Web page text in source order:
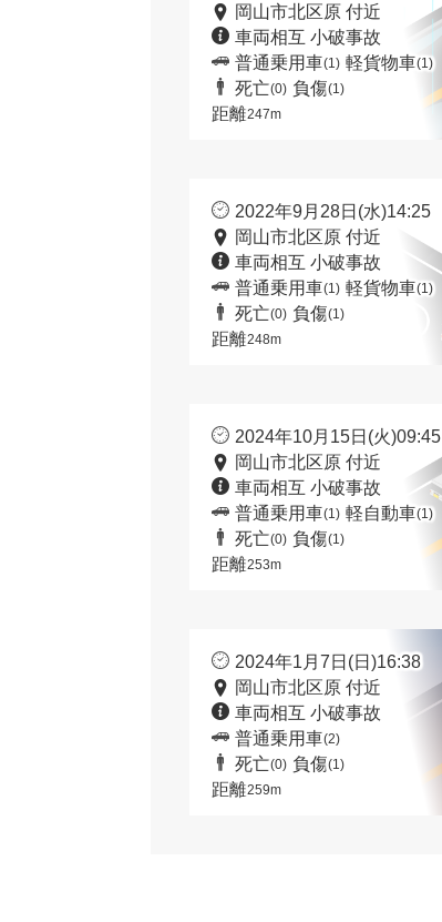
岡山市北区原 付近
車両相互 小破事故
普通乗用車(1) 軽貨物車(1)
死亡(0) 負傷(1)
距離247m
2022年9月28日(水)14:25
岡山市北区原 付近
車両相互 小破事故
普通乗用車(1) 軽貨物車(1)
死亡(0) 負傷(1)
距離248m
2024年10月15日(火)09:45
岡山市北区原 付近
車両相互 小破事故
普通乗用車(1) 軽自動車(1)
死亡(0) 負傷(1)
距離253m
2024年1月7日(日)16:38
岡山市北区原 付近
車両相互 小破事故
普通乗用車(2)
死亡(0) 負傷(1)
距離259m